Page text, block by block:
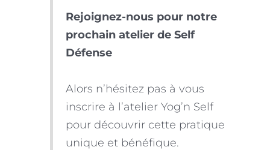
Rejoignez-nous pour notre
prochain atelier de Self
Défense
Alors n’hésitez pas à vous
inscrire à l’atelier Yog’n Self
pour découvrir cette pratique
unique et bénéfique.